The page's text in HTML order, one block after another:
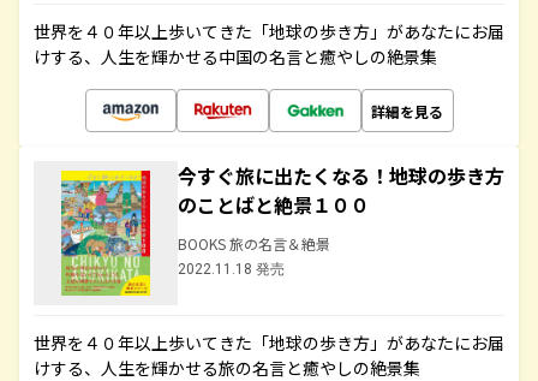
世界を４０年以上歩いてきた「地球の歩き方」があなたにお届
けする、人生を輝かせる中国の名言と癒やしの絶景集
詳細を見る
今すぐ旅に出たくなる！地球の歩き方
のことばと絶景１００
BOOKS 旅の名言＆絶景
2022.11.18 発売
世界を４０年以上歩いてきた「地球の歩き方」があなたにお届
けする、人生を輝かせる旅の名言と癒やしの絶景集